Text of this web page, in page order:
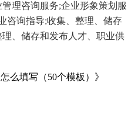
理咨询服务;企业形象策划服
咨询指导;收集、整理、储存
、储存和发布人才、职业供
么填写（50个模板）》